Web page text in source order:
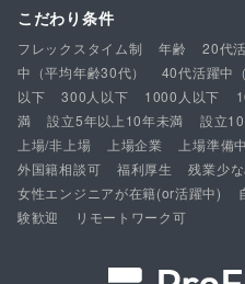
こだわり条件
フレックスタイム制 年齢 20代
中（平均年齢30代）
40代活躍中
以下
300人以下 1000人以下
満
設立5年以上10年未満 設立
上場/非上場
上場企業 上場準備中
外国籍相談可
福利厚生 残業少
女性エンジニアが在籍(or活躍中)
験歓迎
リモートワーク可